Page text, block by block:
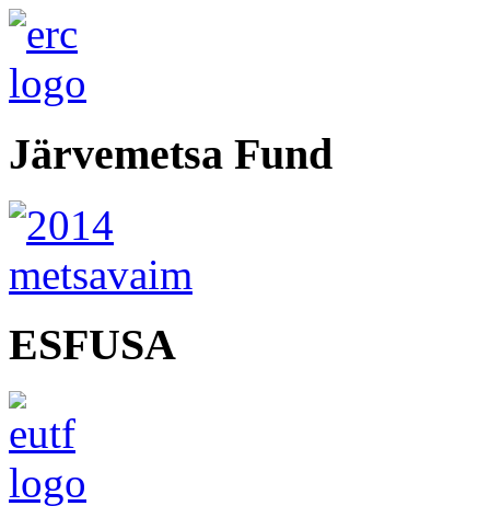
Järvemetsa Fund
ESFUSA